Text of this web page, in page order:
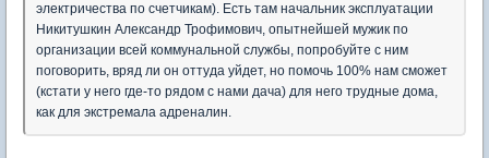
электричества по счетчикам). Есть там начальник эксплуатации
Никитушкин Александр Трофимович, опытнейшей мужик по
организации всей коммунальной службы, попробуйте с ним
поговорить, вряд ли он оттуда уйдет, но помочь 100% нам сможет
(кстати у него где-то рядом с нами дача) для него трудные дома,
как для экстремала адреналин.